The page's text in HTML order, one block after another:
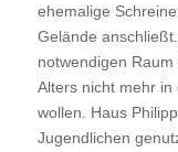
ehemalige
Gelände
notwendigen
Alters nicht mehr in
wollen. Haus
Jugendlichen